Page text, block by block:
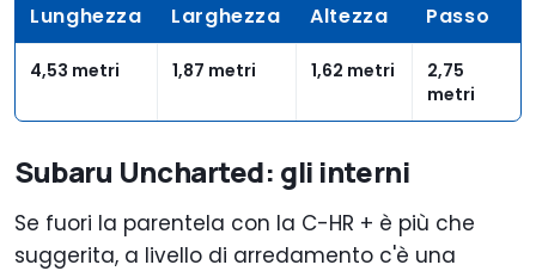
Lunghezza Larghezza Altezza Passo
4,53 metri 1,87 metri 1,62 metri
2,75
metri
Subaru Uncharted: gli interni
Se fuori la parentela con la C-HR + è più che
suggerita, a livello di arredamento c'è una